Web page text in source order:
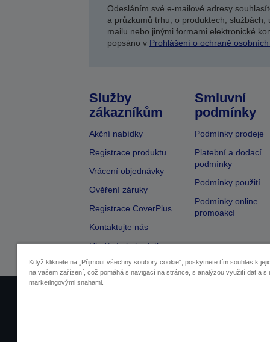
Odesláním své e-mailové adresy
a průzkumů trhu, o produktech,
mailu nebo jinými formami elektronické
popsáno v Prohlášení o ochraně
Služby
zákazníkům
Akční nabídky
Registrace produktu
Vrácení objednávky
Ověření záruky
Registrace CoverPlus
Kontaktujte nás
Hledání obchodníka
Smluvní
podmínky
Podmínky prodeje
Platební a dodací
podmínky
Podmínky použití
Podmínky online
promoakcí
Když kliknete na „Přijmout všechny soubory cookie“, poskytnete tím souhlas k
na vašem zařízení, což pomáhá s navigací na stránce, s analýzou využití dat a s
marketingovými snahami.